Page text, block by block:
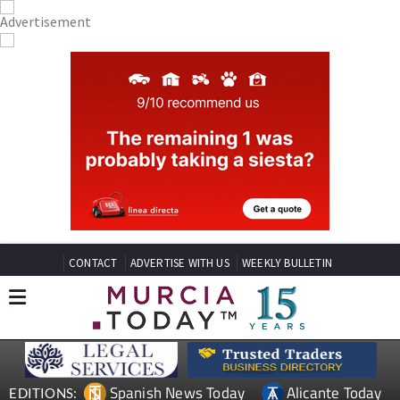
CONTACT ADVERTISE WITH US WEEKLY BULLETIN
EDITIONS: Spanish News Today Alicante Today